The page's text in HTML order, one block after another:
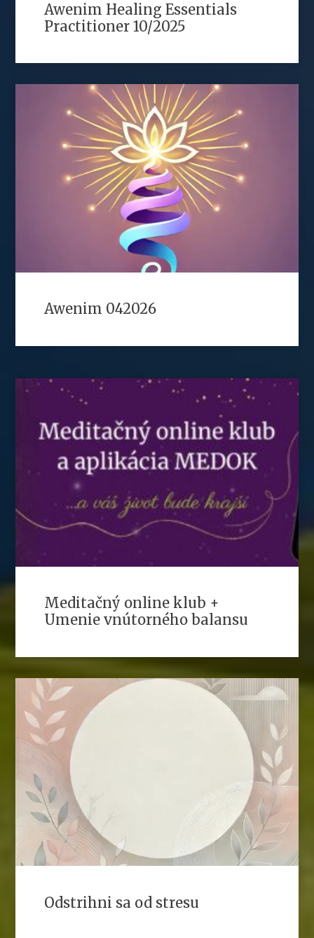
Awenim Healing Essentials
Practitioner 10/2025
Awenim 042026
Meditačný online klub +
Umenie vnútorného balansu
Odstrihni sa od stresu